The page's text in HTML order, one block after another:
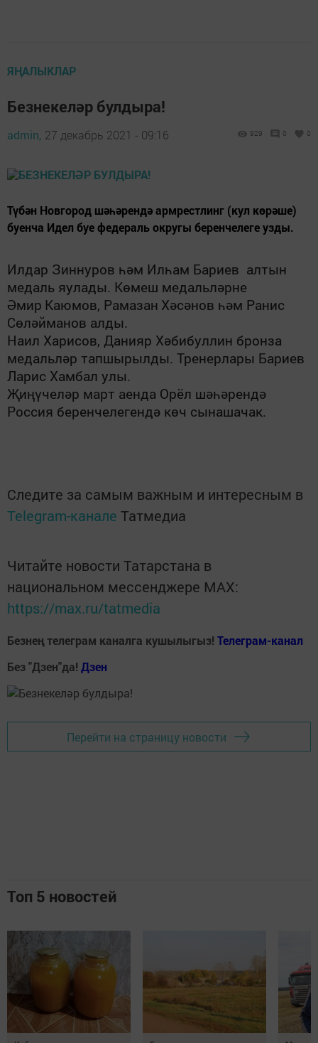
ЯҢАЛЫКЛАР
Безнекеләр булдыра!
admin, 27 декабрь 2021 - 09:16 929 0 0
Түбән Новгород шәһәрендә армрестлинг (кул көрәше)
буенча Идел буе федераль округы беренчелеге узды.
Илдар Зиннуров һәм Илһам Бариев алтын
медаль яулады. Көмеш медальләрне
Әмир Каюмов, Рамазан Хәсәнов һәм Ранис
Сөләйманов алды.
Наил Харисов, Данияр Хәбибуллин бронза
медальләр тапшырылды. Тренерлары Бариев
Ларис Хамбал улы.
Җиңүчеләр март аенда Орёл шәһәрендә
Россия беренчелегендә көч сынашачак.
Следите за самым важным и интересным в
Telegram-канале Татмедиа
Читайте новости Татарстана в
национальном мессенджере MАХ:
https://max.ru/tatmedia
Безнең телеграм каналга кушылыгыз! Телеграм-канал
Без "Дзен"да! Дзен
Перейти на страницу новости
Топ 5 новостей